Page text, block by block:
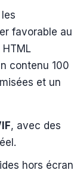
favorable au
contenu 100
et un
, avec des
hors écran